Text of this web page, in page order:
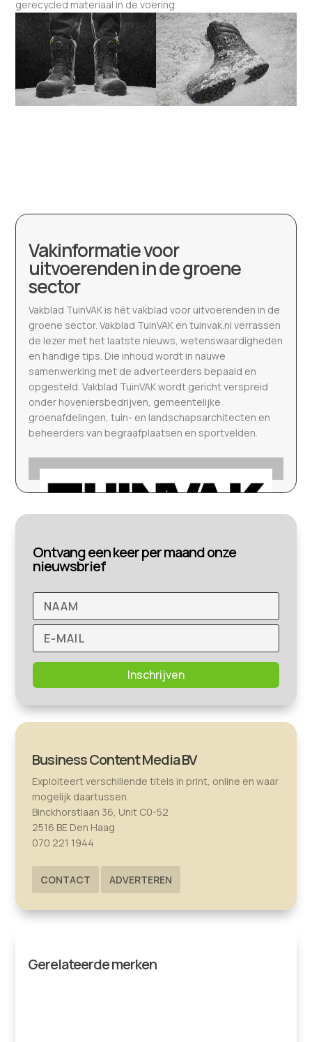
gerecycled materiaal in de voering.
Vakinformatie voor
uitvoerenden in de groene
sector
Vakblad TuinVAK is hét vakblad voor uitvoerenden in de
groene sector. Vakblad TuinVAK en tuinvak.nl verrassen
de lezer met het laatste nieuws, wetenswaardigheden
en handige tips. Die inhoud wordt in nauwe
samenwerking met de adverteerders bepaald en
opgesteld. Vakblad TuinVAK wordt gericht verspreid
onder hoveniersbedrijven, gemeentelijke
groenafdelingen, tuin- en landschapsarchitecten en
beheerders van begraafplaatsen en sportvelden.
Ontvang een keer per maand onze
nieuwsbrief
Inschrijven
Business Content Media BV
Exploiteert verschillende titels in print, online en waar
mogelijk daartussen.
Binckhorstlaan 36, Unit C0-52
2516 BE Den Haag
070 221 1944
CONTACT ADVERTEREN
Gerelateerde merken